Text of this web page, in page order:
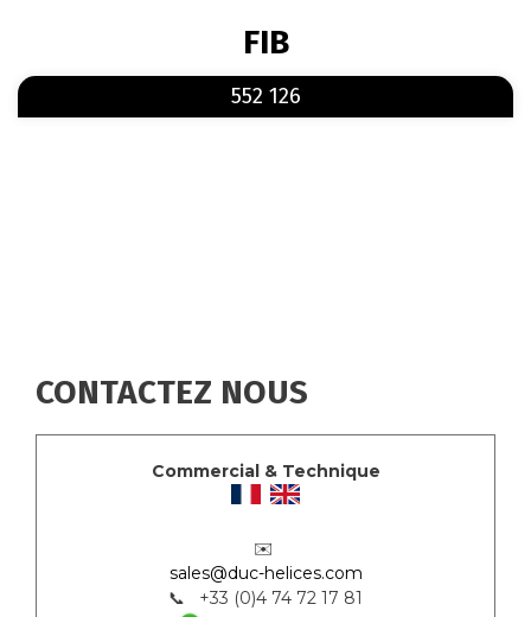
FIB
552 126
CONTACTEZ NOUS
Commercial & Technique
✉️
sales@duc-helices.com
📞 +33 (0)4 74 72 17 81